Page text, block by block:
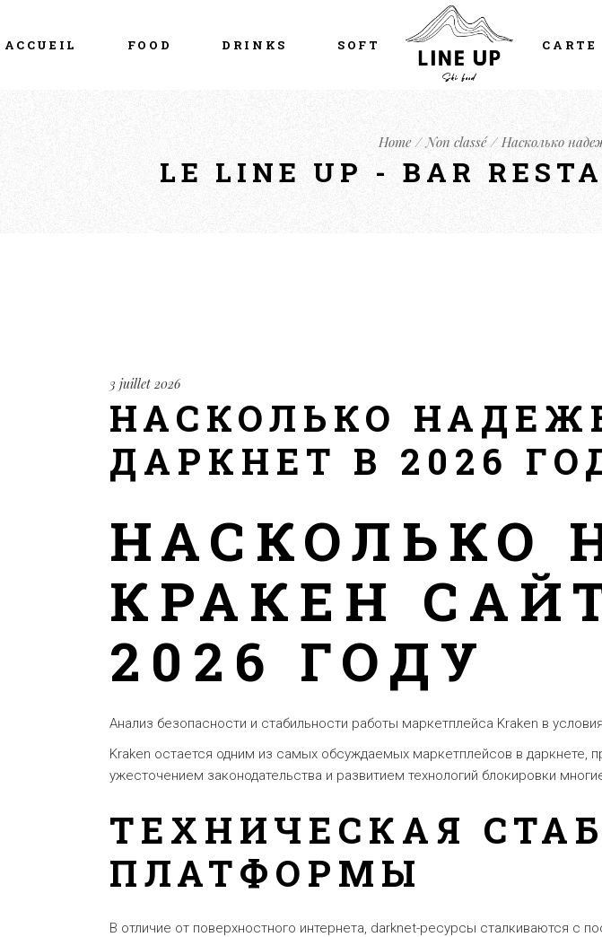
ACCUEIL FOOD DRINKS SOFT CARTE
Home Non classé Насколько
LE LINE UP - BAR
3 juillet 2026
НАСКОЛЬКО
ДАРКНЕТ В 2026
НАСКОЛЬКО
КРАКЕН
2026 ГОДУ
Анализ безопасности и стабильности работы маркетплейса Kraken в
Kraken остается одним из самых обсуждаемых маркетплейсов в
ужесточением законодательства и развитием технологий блокировки
ТЕХНИЧЕСКАЯ
ПЛАТФОРМЫ
В отличие от поверхностного интернета, darknet-ресурсы сталкиваются с